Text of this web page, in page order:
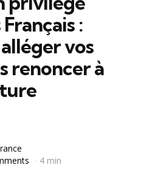
:
vos
renoncer à
4 min